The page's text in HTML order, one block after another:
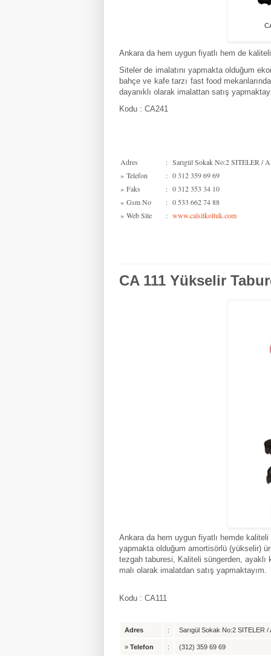
Ankara da hem uygun fiyatlı hem de
Siteler de imalatını yapmakta olduğum
bahçe ve kafe tarzı fast food
dayanıklı olarak imalattan satış
Kodu : CA241
Adres : Sarıgül Sokak No:2 SITELER /
» Telefon : 0 312 359 69 69
» Faks : 0 312 353 34 10
» Gsm No : 0 533 662 74 88
» Web Site : www.calsitkoltuk.com
CA 111 Yükselir
Ankara da hem uygun fiyatlı hemde kaliteli
yapmakta olduğum amortisörlü (yükselir)
tezgah taburesi, Kaliteli süngerden, ayaklı
malı olarak imalatdan satış yapmaktayım.
Kodu : CA111
Adres : Sarıgül Sokak No:2 SITELER
» Telefon : (312) 359 69 69